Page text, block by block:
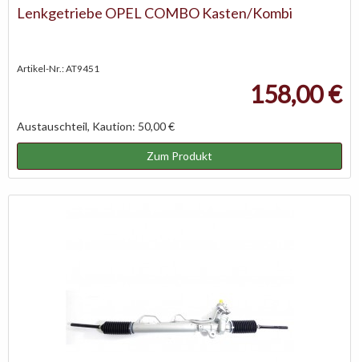
Lenkgetriebe OPEL COMBO Kasten/Kombi
Artikel-Nr.: AT9451
158,00 €
Austauschteil, Kaution: 50,00 €
Zum Produkt